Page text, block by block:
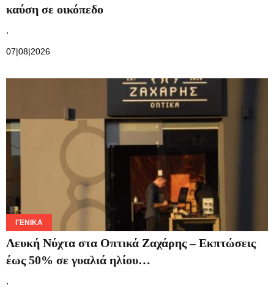
καύση σε οικόπεδο
.
07|08|2026
ΓΕΝΙΚΆ
Λευκή Νύχτα στα Οπτικά Ζαχάρης – Εκπτώσεις
έως 50% σε γυαλιά ηλίου…
.